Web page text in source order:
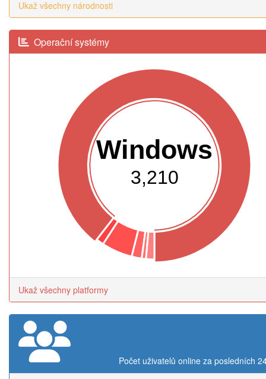
Ukaž všechny národnosti
Operační systémy
Windows
3,210
Ukaž všechny platformy
Počet uživatelů online za posledních